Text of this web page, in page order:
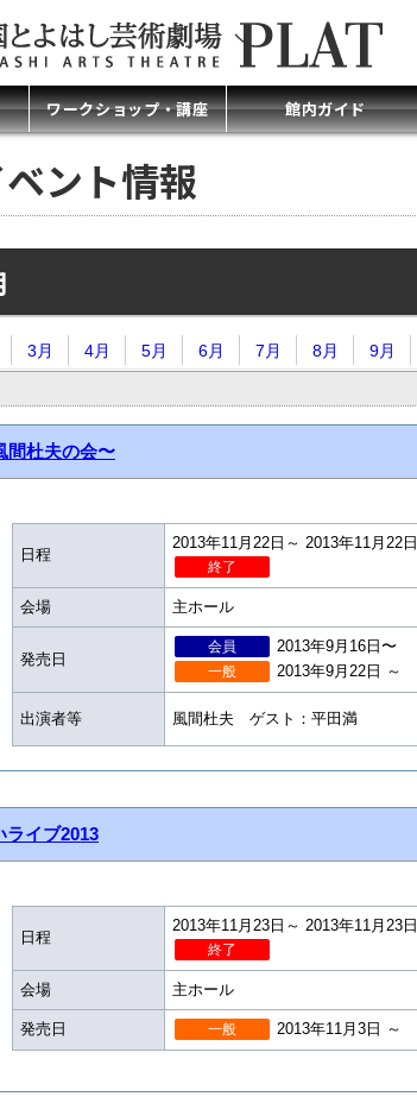
ワークショップ・講座 館内ガイド
ント情報
3月 4月 5月 6月 7月 8月 9月
杜夫の会〜
日程
2013年11月22日～ 2013年11月22日
終了
会場 主ホール
発売日
会員 2013年9月16日〜
一般 2013年9月22日 ～
出演者等 風間杜夫 ゲスト：平田満
イブ2013
日程
2013年11月23日～ 2013年11月23日
終了
会場 主ホール
発売日 一般 2013年11月3日 ～